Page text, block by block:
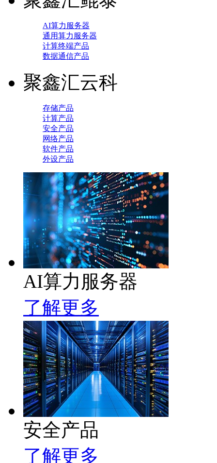
AI算力服务器
通用算力服务器
计算终端产品
数据通信产品
聚鑫汇云科
存储产品
计算产品
安全产品
网络产品
软件产品
外设产品
AI算力服务器
了解更多
安全产品
了解更多